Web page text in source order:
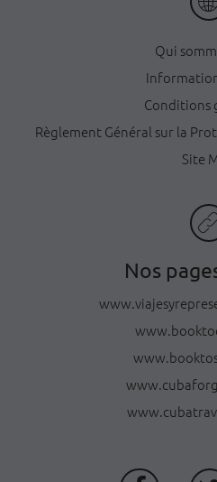
Qui
Conditions
Règlement Général sur la
Site
Nos